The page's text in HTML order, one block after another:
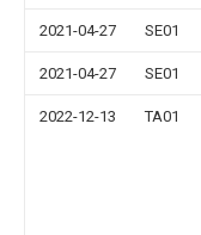
2021-04-27 SE01
2021-04-27 SE01
2022-12-13 TA01